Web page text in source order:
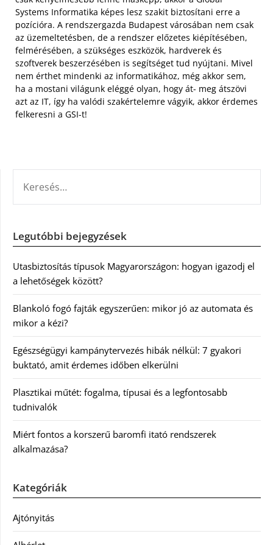
Systems Informatika képes lesz szakit biztosítani erre a
pozícióra. A rendszergazda Budapest városában nem csak
az üzemeltetésben, de a rendszer előzetes kiépítésében,
felmérésében, a szükséges eszközök, hardverek és
szoftverek beszerzésében is segítséget tud nyújtani. Mivel
nem érthet mindenki az informatikához, még akkor sem,
ha a mostani világunk eléggé olyan, hogy át- meg átszövi
azt az IT, így ha valódi szakértelemre vágyik, akkor érdemes
felkeresni a GSI-t!
Legutóbbi bejegyzések
Utasbiztosítás típusok Magyarországon: hogyan igazodj el
a lehetőségek között?
Blankoló fogó fajták egyszerűen: mikor jó az automata és
mikor a kézi?
Egészségügyi kampánytervezés hibák nélkül: 7 gyakori
buktató, amit érdemes időben elkerülni
Plasztikai műtét: fogalma, típusai és a legfontosabb
tudnivalók
Miért fontos a korszerű baromfi itató rendszerek
alkalmazása?
Kategóriák
Ajtónyitás